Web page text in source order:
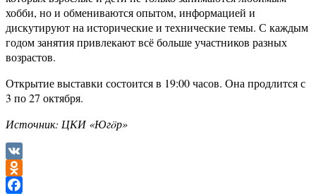
хобби, но и обмениваются опытом, информацией и
дискутируют на исторические и технические темы. С каждым
годом занятия привлекают всё больше участников разных
возрастов.
Открытие выставки состоится в 19:00 часов. Она продлится с
3 по 27 октября.
Источник: ЦКИ «Югöр»
VK
Odnoklassniki